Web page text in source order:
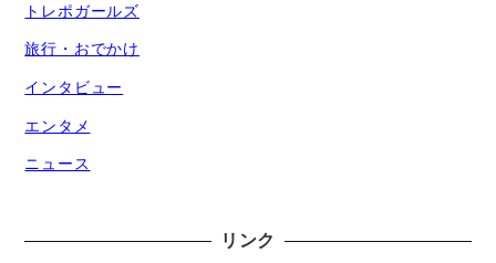
トレポガールズ
旅行・おでかけ
インタビュー
エンタメ
ニュース
リンク